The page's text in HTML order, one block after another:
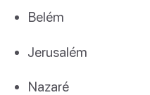
Belém
Jerusalém
Nazaré